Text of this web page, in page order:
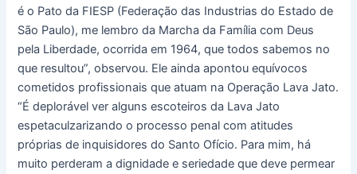
é o Pato da FIESP (Federação das Industrias do Estado de
São Paulo), me lembro da Marcha da Família com Deus
pela Liberdade, ocorrida em 1964, que todos sabemos no
que resultou”, observou. Ele ainda apontou equívocos
cometidos profissionais que atuam na Operação Lava Jato.
“É deplorável ver alguns escoteiros da Lava Jato
espetaculzarizando o processo penal com atitudes
próprias de inquisidores do Santo Ofício. Para mim, há
muito perderam a dignidade e seriedade que deve permear